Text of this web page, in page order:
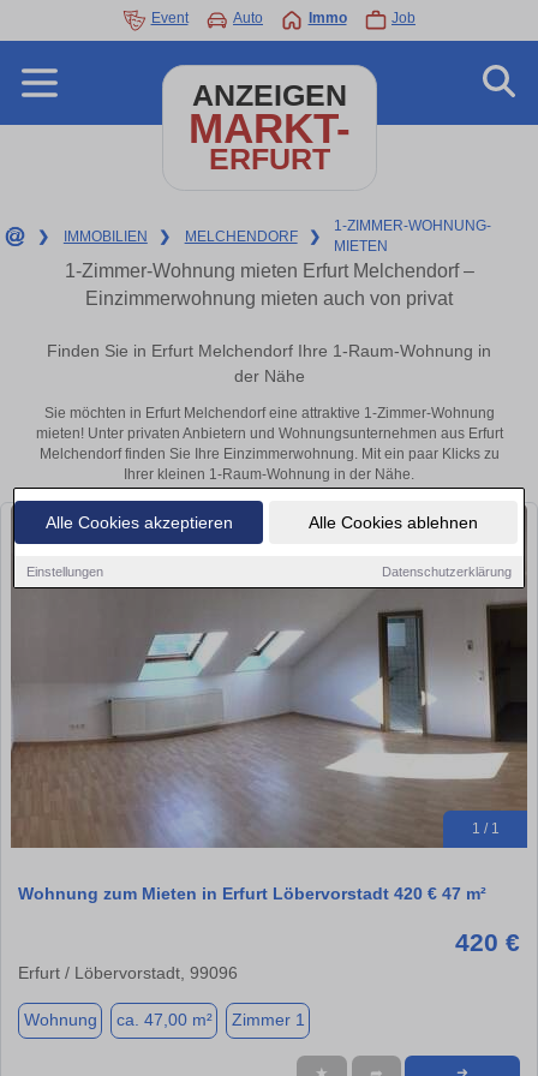
Alle Cookies akzeptieren Alle Cookies ablehnen
Einstellungen Datenschutzerklärung
Event Auto Immo Job
ANZEIGEN
MARKT-
ERFURT
❯ IMMOBILIEN ❯ MELCHENDORF ❯
1-ZIMMER-WOHNUNG-
MIETEN
1-Zimmer-Wohnung mieten Erfurt Melchendorf –
Einzimmerwohnung mieten auch von privat
Finden Sie in Erfurt Melchendorf Ihre 1-Raum-Wohnung in
der Nähe
Sie möchten in Erfurt Melchendorf eine attraktive 1-Zimmer-Wohnung
mieten! Unter privaten Anbietern und Wohnungsunternehmen aus Erfurt
Melchendorf finden Sie Ihre Einzimmerwohnung. Mit ein paar Klicks zu
Ihrer kleinen 1-Raum-Wohnung in der Nähe.
1 / 1
Wohnung zum Mieten in Erfurt Löbervorstadt 420 € 47 m²
420 €
Erfurt / Löbervorstadt, 99096
Wohnung ca. 47,00 m² Zimmer 1